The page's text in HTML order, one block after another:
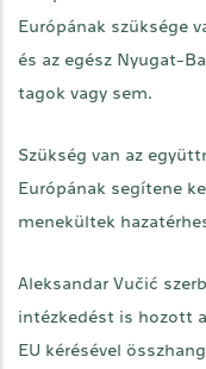
Európának szüksége
és az egész Nyugat-
tagok vagy sem.
Szükség van az
Európának segítene
menekültek
Aleksandar Vučić
intézkedést is hozott
EU kérésével